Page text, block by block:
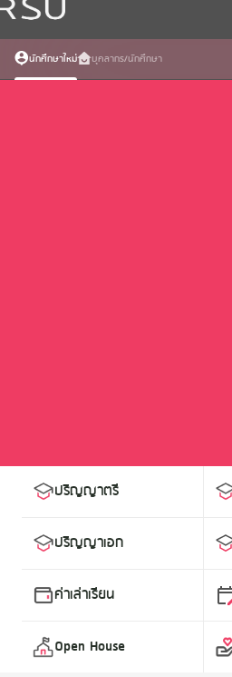
นักศึกษาใหม่ บุคลากร/นักศึกษา
ปริญญาตรี
ปริญญาเอก
ค่าเล่าเรียน
Open House